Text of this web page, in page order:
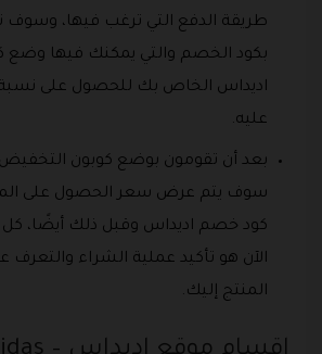
طريقة الدفع التي ترغب فيها، وسوف
بكود الخصم والتي يمكنك فيها
اديداس الخاص بك للحصول على
عليه.
بعد أن تقومون بوضع كوبون
سوف يتم عرض سعر الحصول على
كود خصم اديداس وقبل ذلك أيضًا،
الآن هو تأكيد عملية الشراء
المنتج إليك.